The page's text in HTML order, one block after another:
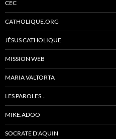
CEC
CATHOLIQUE.ORG
JÉSUS CATHOLIQUE
MISSION WEB
MARIA VALTORTA
LES PAROLES…
MIKE.ADOO
SOCRATE D’AQUIN